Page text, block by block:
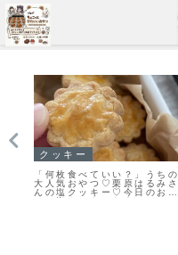
クッキー
「何枚食べていい？」うちの
大人気おやつ♡栗原はるみさ
んの塩クッキー♡今日のおや
つは塩クッキーだよ！
メニュー